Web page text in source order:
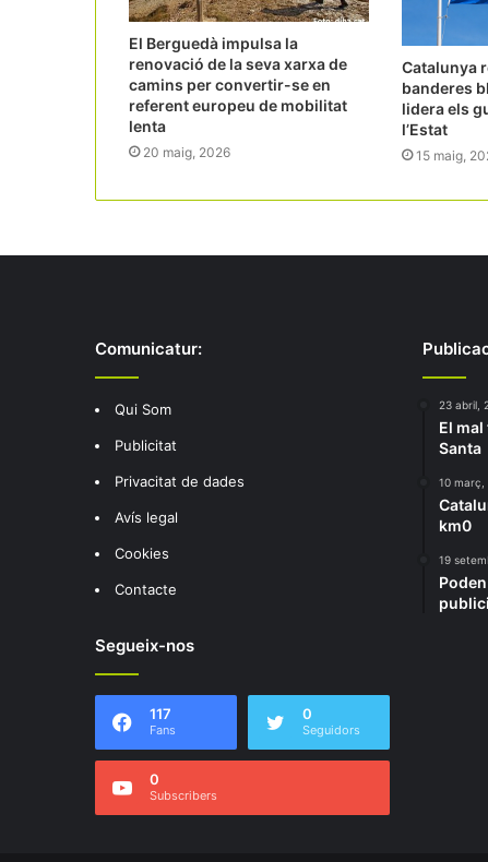
El Berguedà impulsa la
renovació de la seva xarxa de
camins per convertir-se en
referent europeu de mobilitat
lenta
20 maig, 2026
Catalunya
banderes
lidera els
l’Estat
15 maig,
Comunicatur:
Qui Som
Publicitat
Privacitat de dades
Avís legal
Cookies
Contacte
Segueix-nos
117
Fans
0
Seguidors
0
Subscribers
23 abril,
El
Santa
10 març,
km0
19